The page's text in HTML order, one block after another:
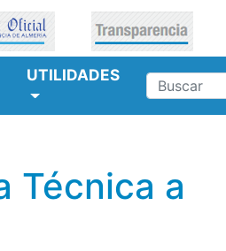
UTILIDADES
BUSCAR
Técnica a